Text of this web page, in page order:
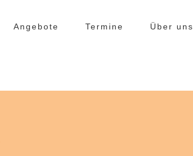
Angebote Termine Über uns